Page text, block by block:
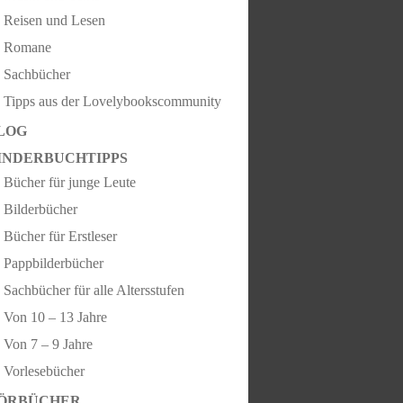
Reisen und Lesen
Romane
Sachbücher
Tipps aus der Lovelybookscommunity
Bücher für junge Leute
Bilderbücher
Bücher für Erstleser
Pappbilderbücher
Sachbücher für alle Altersstufen
Von 10 – 13 Jahre
Von 7 – 9 Jahre
Vorlesebücher